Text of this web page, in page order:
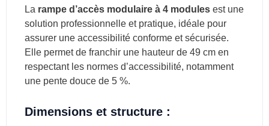
La rampe d’accès modulaire à 4 modules est une
solution professionnelle et pratique, idéale pour
assurer une accessibilité conforme et sécurisée.
Elle permet de franchir une hauteur de 49 cm en
respectant les normes d’accessibilité, notamment
une pente douce de 5 %.
Dimensions et structure :